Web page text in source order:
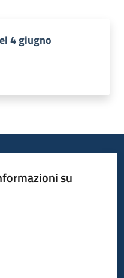
4 giugno
su